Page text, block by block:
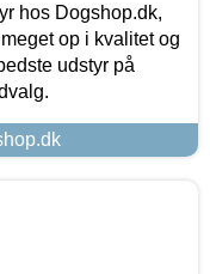
hos Dogshop.dk,
op i kvalitet og
udstyr på